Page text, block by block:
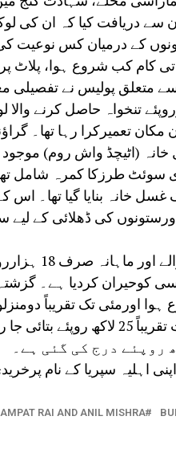
ان سے دریافت کیا کہ ان
دونوں کے درمیان کس نوعیت
کام کب شروع ہوا، پلاٹ
متعلق پولیس نے تفصیلی
کے مطابق، ماہانہ صرف 18 ہزارروپئے تنخواہ
تعمیرکرا رہا تھا۔
(اٹیچڈ واش روم)
سوئٹ طرزکا کمرہ شامل
خانہ بنایا گیا تھا۔
کی ڈھلائی کے لیے
ایودھیا میں
کوحیران کردیا ہے۔
ہوا اورمئی تک تقریباً
تھی۔ ذرائع کے مطابق، پلاٹ کی اصل قیمت
اہلیہ سپریا کے نام
RAI AND ANIL MISHRA